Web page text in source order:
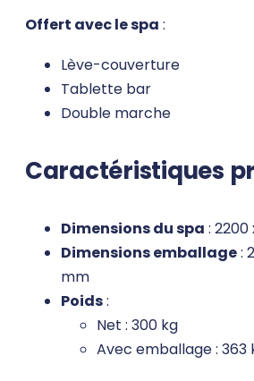
Offert avec le spa :
Lève-couverture
Tablette bar
Double marche
Caractéristiques
Dimensions du spa :
Dimensions emballage:
mm
Poids:
Net : 300 kg
Avec emballage : 363